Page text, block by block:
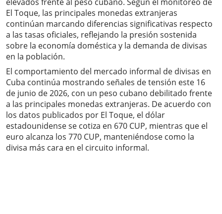
El Toque, las principales monedas extranjeras
continúan marcando diferencias significativas respecto
a las tasas oficiales, reflejando la presión sostenida
sobre la economía doméstica y la demanda de divisas
en la población.
El comportamiento del mercado informal de divisas en
Cuba continúa mostrando señales de tensión este 16
de junio de 2026, con un peso cubano debilitado frente
a las principales monedas extranjeras. De acuerdo con
los datos publicados por El Toque, el dólar
estadounidense se cotiza en 670 CUP, mientras que el
euro alcanza los 770 CUP, manteniéndose como la
divisa más cara en el circuito informal.